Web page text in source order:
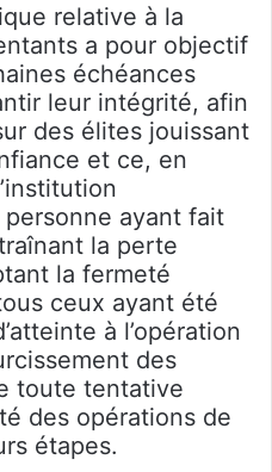
relative à la
a pour objectif
échéances
leur intégrité, afin
des élites jouissant
et ce, en
ayant fait
la perte
la fermeté
ceux ayant été
à l’opération
des
toute tentative
des opérations de
étapes.